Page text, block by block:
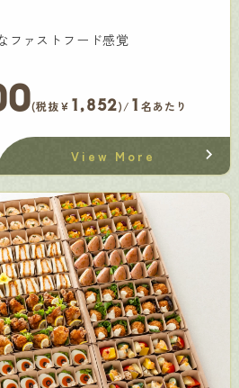
ファストフード感覚
(税抜¥ 1,852)/ 1 名あたり
View More